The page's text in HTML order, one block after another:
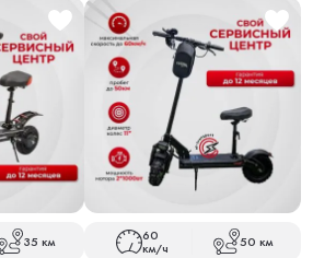
35 км 60
км/ч 50 км